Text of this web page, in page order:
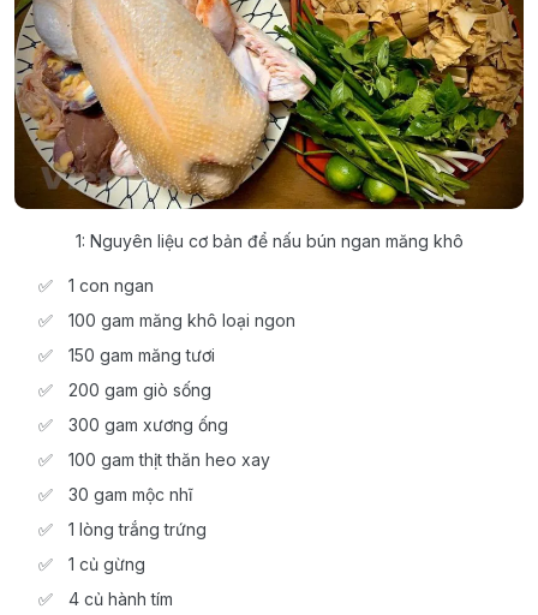
1: Nguyên liệu cơ bản để nấu bún ngan măng khô
1 con ngan
100 gam măng khô loại ngon
150 gam măng tươi
200 gam giò sống
300 gam xương ống
100 gam thịt thăn heo xay
30 gam mộc nhĩ
1 lòng trắng trứng
1 củ gừng
4 củ hành tím